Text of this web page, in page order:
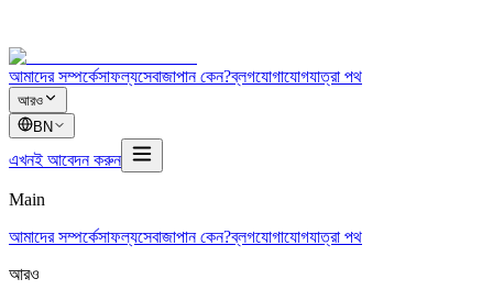
আমাদের সম্পর্কেসাফল্যসেবাজাপান কেন?ব্লগযোগাযোগযাত্রা পথ
আরও
BN
এখনই আবেদন করুন
Main
আমাদের সম্পর্কেসাফল্যসেবাজাপান কেন?ব্লগযোগাযোগযাত্রা পথ
আরও